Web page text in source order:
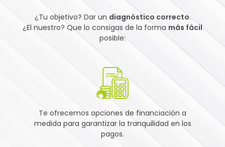
¿Tu objetivo? Dar un diagnóstico correcto.
¿El nuestro? Que lo consigas de la forma más fácil
posible:
Te ofrecemos opciones de financiación a
medida para garantizar la tranquilidad en los
pagos.